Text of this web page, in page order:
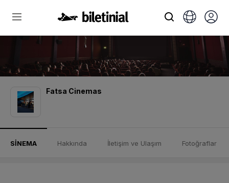
Fatsa Cinemas
SİNEMA Hakkında İletişim ve Ulaşım Fotoğraflar